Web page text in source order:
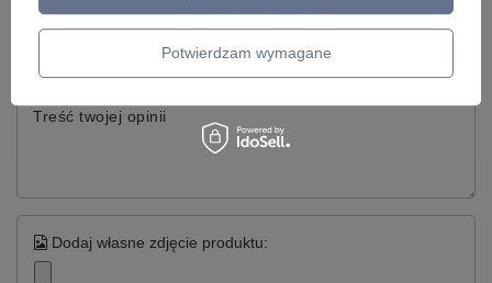
Twoja ocena:
5/5
Treść twojej opinii
Dodaj własne zdjęcie produktu:
Potwierdzam wymagane